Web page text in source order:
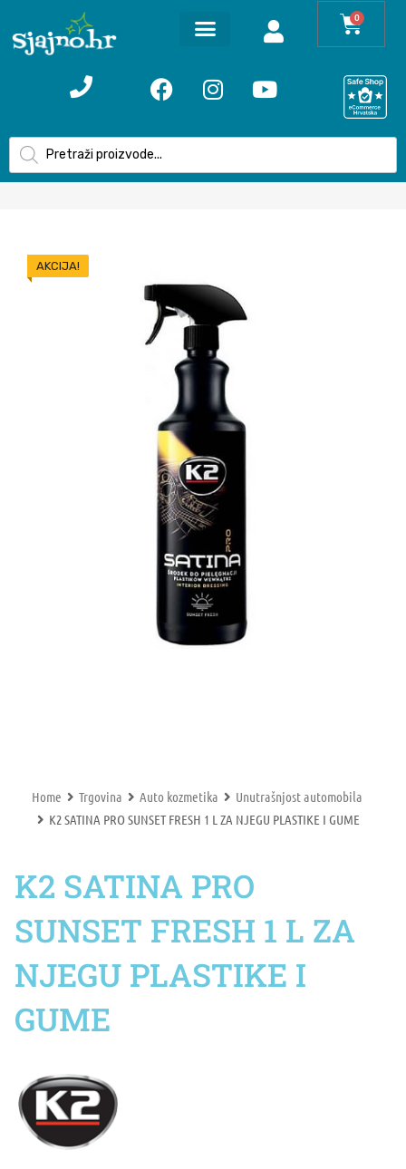
0
Home Trgovina Auto kozmetika
Unutrašnjost automobila
K2 SATINA PRO SUNSET FRESH 1 L ZA NJEGU PLASTIKE I GUME
K2 SATINA PRO
SUNSET FRESH 1 L ZA
NJEGU PLASTIKE I
GUME
AKCIJA!